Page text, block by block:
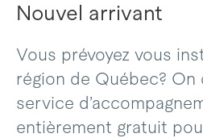
Nouvel arrivant
Vous prévoyez vous
région de Québec? On
service
entièrement gratuit